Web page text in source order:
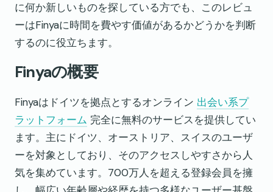
に何か新しいものを探している方でも、このレビュ
ーはFinyaに時間を費やす価値があるかどうかを判断
するのに役立ちます。
Finyaの概要
Finyaはドイツを拠点とするオンライン 出会い系プ
ラットフォーム 完全に無料のサービスを提供してい
ます。主にドイツ、オーストリア、スイスのユーザ
ーを対象としており、そのアクセスしやすさから人
気を集めています。700万人を超える登録会員を擁